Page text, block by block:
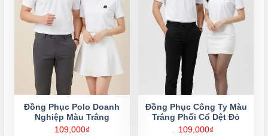
Đồng Phục Polo Doanh
Nghiệp Màu Trắng
109,000₫
Đồng Phục Công Ty Màu
Trắng Phối Cổ Dệt Đỏ
109,000₫